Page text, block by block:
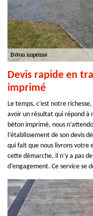
Devis rapide en
imprimé
Le temps, c’est notre
avoir un résultat qui répond à
béton imprimé, nous
l’établissement de son devis
qui fait que nous livrons votre
cette démarche, il n’y a pas
d’engagement. Ce service